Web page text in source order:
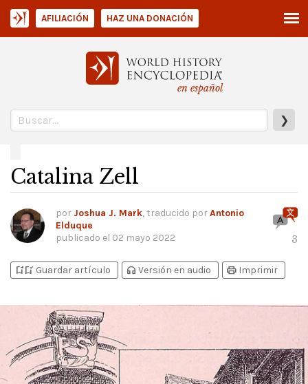
en español
❯
AFILIACIÓN HAZ UNA DONACIÓN
Catalina Zell
por Joshua J. Mark, traducido porAntonio
Elduque
publicado el 02 mayo 2022 3
bookmark_addbookmark_added Guardar artículo headphones Versión en audio print Imprimir